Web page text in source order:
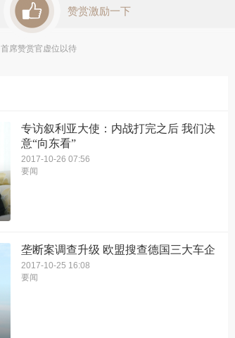
赞赏激励一下
首席赞赏官虚位以待
专访叙利亚大使：内战打完​之​后 ​我们​决
意“向​东​看”
2017-10-26 07:56
要闻
垄断案调查升级 欧盟搜查德国三大车企
2017-10-25 16:08
要闻